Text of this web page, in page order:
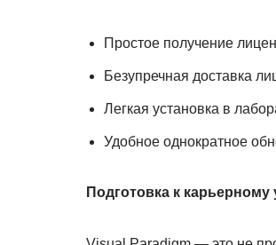
Простое получение
Безупречная доставка
Легкая установка в
Удобное однократное
Подготовка к карьерному